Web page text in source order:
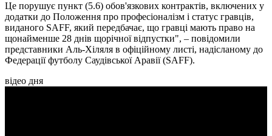
Це порушує пункт (5.6) обов'язкових контрактів, включених у
додатки до Положення про професіоналізм і статус гравців,
виданого SAFF, який передбачає, що гравці мають право на
щонайменше 28 днів щорічної відпустки", – повідомили
представники Аль-Хіляля в офіційному листі, надісланому до
Федерації футболу Саудівської Аравії (SAFF).
відео дня